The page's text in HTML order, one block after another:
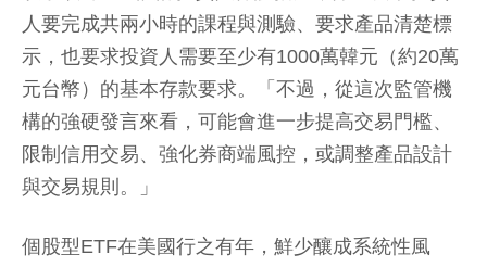
人要完成共兩小時的課程與測驗、要求產品清楚標
示，也要求投資人需要至少有1000萬韓元（約20萬
元台幣）的基本存款要求。「不過，從這次監管機
構的強硬發言來看，可能會進一步提高交易門檻、
限制信用交易、強化券商端風控，或調整產品設計
與交易規則。」
個股型ETF在美國行之有年，鮮少釀成系統性風